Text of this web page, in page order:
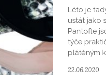
Léto je
ustát jako
Pantofle
týče
plátěným
22.06.2020